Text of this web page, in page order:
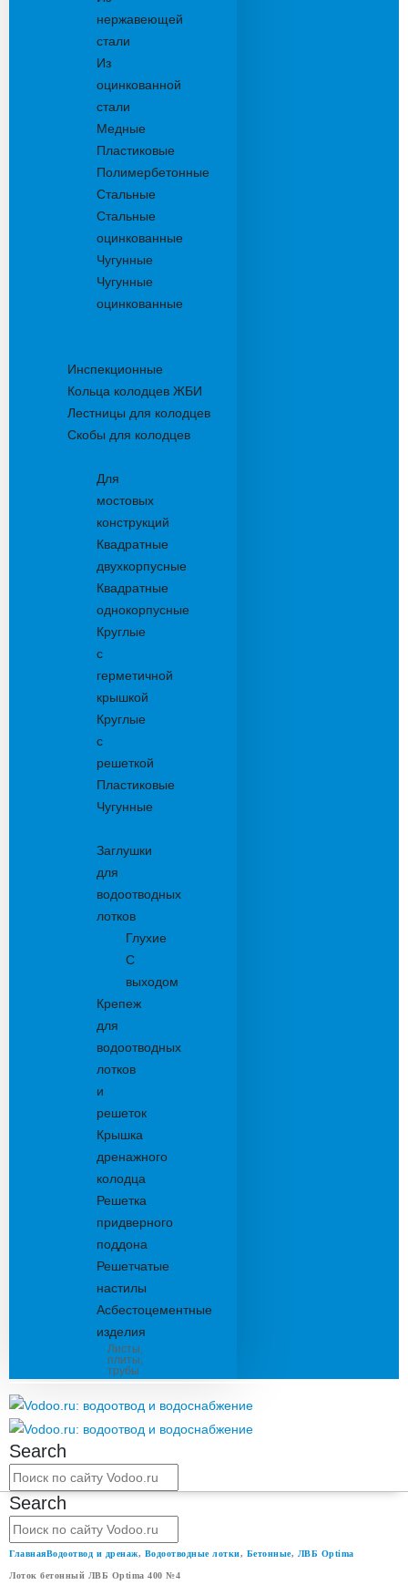
нержавеющей
стали
Из
оцинкованной
стали
Медные
Пластиковые
Полимербетонные
Стальные
Стальные
оцинкованные
Чугунные
Чугунные
оцинкованные
Инспекционные
Кольца колодцев ЖБИ
Лестницы для колодцев
Скобы для колодцев
Для
мостовых
конструкций
Квадратные
двухкорпусные
Квадратные
однокорпусные
Круглые
с
герметичной
крышкой
Круглые
с
решеткой
Пластиковые
Чугунные
Заглушки
для
водоотводных
лотков
Глухие
С
выходом
Крепеж
для
водоотводных
лотков
и
решеток
Крышка
дренажного
колодца
Решетка
придверного
поддона
Решетчатые
настилы
Асбестоцементные
изделия
Листы,
плиты,
трубы
Search
Search
ГлавнаяВодоотвод и дренаж, Водоотводные лотки, Бетонные, ЛВБ Optima
Лоток бетонный ЛВБ Optima 400 №4